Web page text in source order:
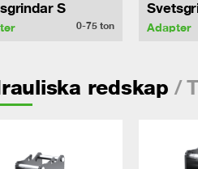
S
0-75ton Adapter
redskap /